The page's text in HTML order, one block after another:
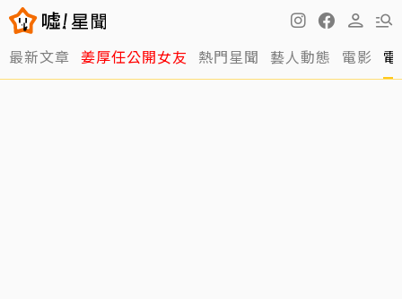
最新文章 姜厚任公開女友 熱門星聞 藝人動態 電影